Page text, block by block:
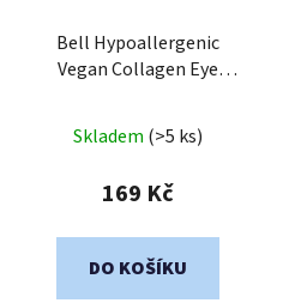
Bell Hypoallergenic
Vegan Collagen Eye
hodnocení
produktu
5,0
z
Skladem (>5 ks)
169 Kč
DO KOŠÍKU